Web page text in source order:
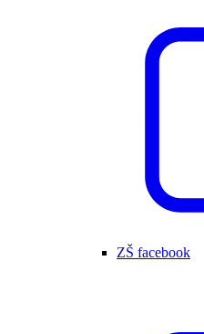
ZŠ facebook